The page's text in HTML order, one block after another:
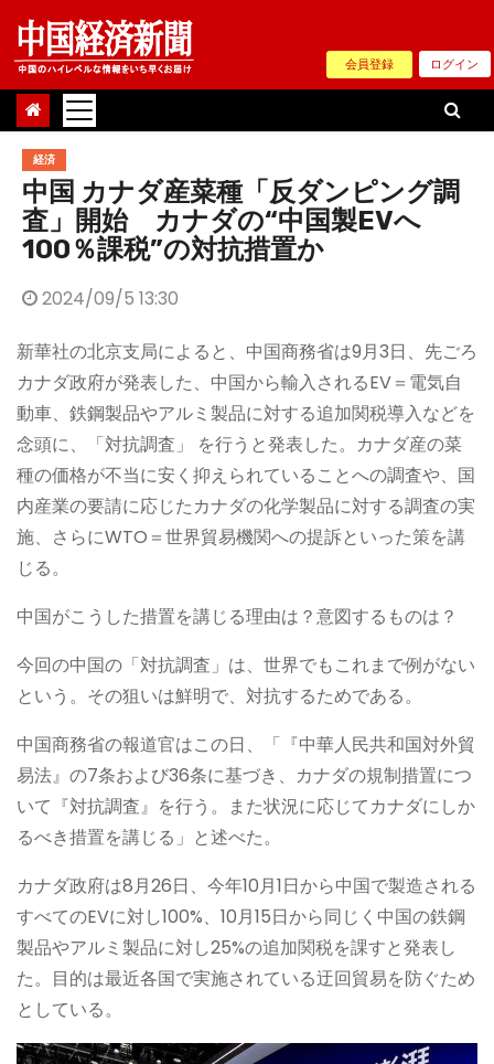
Skip
content
会員登録 ログイン
経済
中国 カナダ産菜種「反ダンピング調
査」開始 カナダの“中国製EVへ
100％課税”の対抗措置か
2024/09/5 13:30
新華社の北京支局によると、中国商務省は9月3日、先ごろ
カナダ政府が発表した、中国から輸入されるEV＝電気自
動車、鉄鋼製品やアルミ製品に対する追加関税導入などを
念頭に、「対抗調査」 を行うと発表した。カナダ産の菜
種の価格が不当に安く抑えられていることへの調査や、国
内産業の要請に応じたカナダの化学製品に対する調査の実
施、さらにWTO＝世界貿易機関への提訴といった策を講
じる。
中国がこうした措置を講じる理由は？意図するものは？
今回の中国の「対抗調査」は、世界でもこれまで例がない
という。その狙いは鮮明で、対抗するためである。
中国商務省の報道官はこの日、「『中華人民共和国対外貿
易法』の7条および36条に基づき、カナダの規制措置につ
いて『対抗調査』を行う。また状況に応じてカナダにしか
るべき措置を講じる」と述べた。
カナダ政府は8月26日、今年10月1日から中国で製造される
すべてのEVに対し100%、10月15日から同じく中国の鉄鋼
製品やアルミ製品に対し25%の追加関税を課すと発表し
た。目的は最近各国で実施されている迂回貿易を防ぐため
としている。